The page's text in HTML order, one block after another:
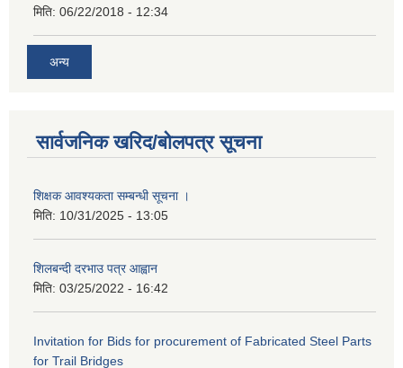
मिति: 06/22/2018 - 12:34
अन्य
सार्वजनिक खरिद/बोलपत्र सूचना
शिक्षक आवश्यकता सम्बन्धी सूचना ।
मिति: 10/31/2025 - 13:05
शिलबन्दी दरभाउ पत्र आह्वान
मिति: 03/25/2022 - 16:42
Invitation for Bids for procurement of Fabricated Steel Parts
for Trail Bridges